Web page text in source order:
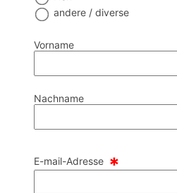
andere / diverse
Vorname
Nachname
E-mail-Adresse*